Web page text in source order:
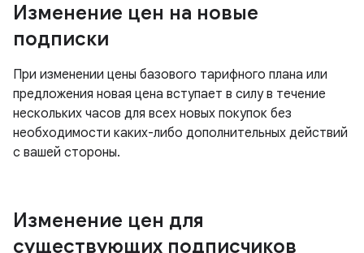
Изменение цен на новые
подписки
При изменении цены базового тарифного плана или
предложения новая цена вступает в силу в течение
нескольких часов для всех новых покупок без
необходимости каких-либо дополнительных действий
с вашей стороны.
Изменение цен для
существующих подписчиков